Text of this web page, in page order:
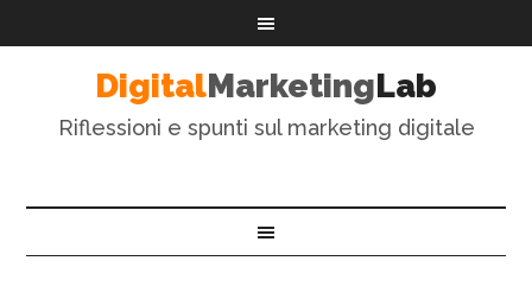
DigitalMarketingLab
Riflessioni e spunti sul marketing digitale